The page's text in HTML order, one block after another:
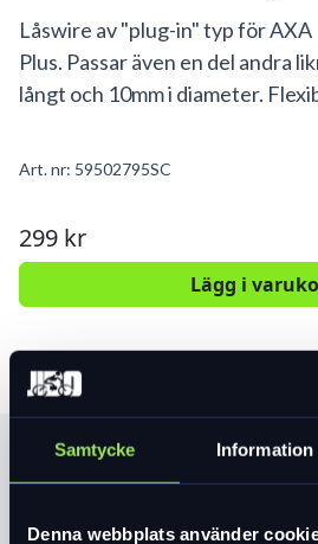
Samtycke Information
Denna webbplats använder
Låswire av "plug-in" typ för
Plus. Passar även en del andra
långt och 10mm i diameter.
Art. nr: 59502795SC
299 kr
Lägg i
Produktinformation